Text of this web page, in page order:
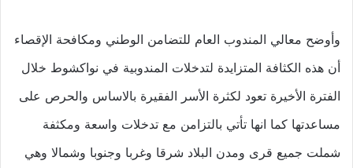
وأوضح معالي المندوب العام للتضامن الوطني ومكافحة الإقصاء
أن هذه الكثافة المتزايدة لتدخلات المندوبية في نواكشوط خلال
الفترة الأخيرة تعود لكثرة الأسر الفقيرة بالاساس والحرص على
مساعدتها كما انها تأتي بالتزامن مع تدخلات واسعة ومكثفة
شملت جميع قرى ومدن البلاد شرقا وغربا وجنوبا وشمالا وهي